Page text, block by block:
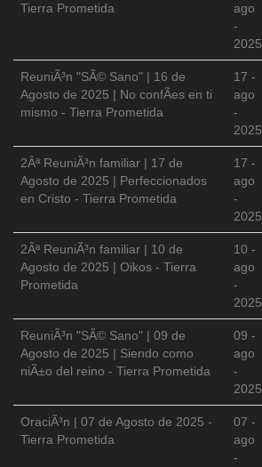
Tierra Prometida
ago
-
2025
ReuniÃ³n "SÃ© Sano" | 16 de
Agosto de 2025 | No confÃ­es en ti
mismo - Tierra Prometida
17 -
ago
-
2025
2Âª ReuniÃ³n familiar | 17 de
Agosto de 2025 | Perfeccionados
en Cristo - Tierra Prometida
17 -
ago
-
2025
2Âª ReuniÃ³n familiar | 10 de
Agosto de 2025 | Oikos - Tierra
Prometida
10 -
ago
-
2025
ReuniÃ³n "SÃ© Sano" | 09 de
Agosto de 2025 | Siendo como
niÃ±o del reino - Tierra Prometida
09 -
ago
-
2025
OraciÃ³n | 07 de Agosto de 2025 -
Tierra Prometida
07 -
ago
-